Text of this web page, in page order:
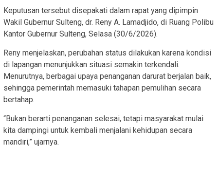
Keputusan tersebut disepakati dalam rapat yang dipimpin
Wakil Gubernur Sulteng, dr. Reny A. Lamadjido, di Ruang Polibu
Kantor Gubernur Sulteng, Selasa (30/6/2026).
Reny menjelaskan, perubahan status dilakukan karena kondisi
di lapangan menunjukkan situasi semakin terkendali.
Menurutnya, berbagai upaya penanganan darurat berjalan baik,
sehingga pemerintah memasuki tahapan pemulihan secara
bertahap.
“Bukan berarti penanganan selesai, tetapi masyarakat mulai
kita dampingi untuk kembali menjalani kehidupan secara
mandiri,” ujarnya.